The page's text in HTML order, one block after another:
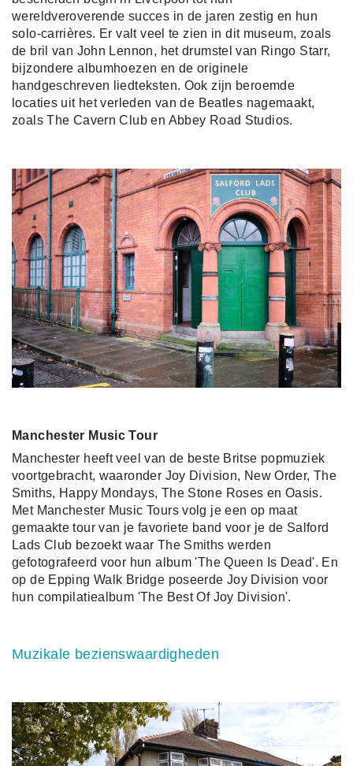
wereldveroverende succes in de jaren zestig en hun
solo-carrières. Er valt veel te zien in dit museum, zoals
de bril van John Lennon, het drumstel van Ringo Starr,
bijzondere albumhoezen en de originele
handgeschreven liedteksten. Ook zijn beroemde
locaties uit het verleden van de Beatles nagemaakt,
zoals The Cavern Club en Abbey Road Studios.
Manchester Music Tour
Manchester heeft veel van de beste Britse popmuziek
voortgebracht, waaronder Joy Division, New Order, The
Smiths, Happy Mondays, The Stone Roses en Oasis.
Met Manchester Music Tours volg je een op maat
gemaakte tour van je favoriete band voor je de Salford
Lads Club bezoekt waar The Smiths werden
gefotografeerd voor hun album 'The Queen Is Dead'. En
op de Epping Walk Bridge poseerde Joy Division voor
hun compilatiealbum 'The Best Of Joy Division'.
Muzikale bezienswaardigheden